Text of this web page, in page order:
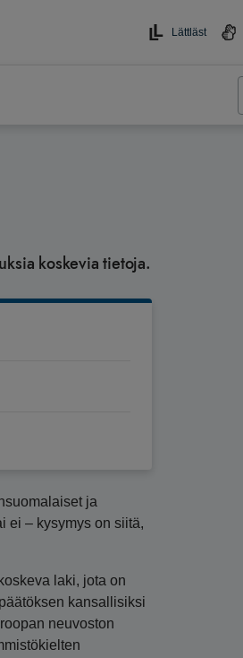
Lättläst
koskevia tietoja.
ja
ei – kysymys on siitä,
laki, jota on
kansallisiksi
neuvoston